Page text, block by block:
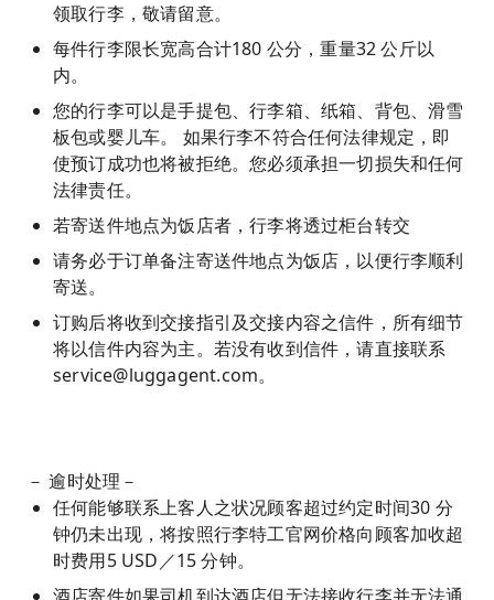
领取行李，敬请留意。
每件行李限长宽高合计180 公分，重量32 公斤以
内。
您的行李可以是手提包、行李箱、纸箱、背包、滑雪
板包或婴儿车。 如果行李不符合任何法律规定，即
使预订成功也将被拒绝。您必须承担一切损失和任何
法律责任。
若寄送件地点为饭店者，行李将透过柜台转交
请务必于订单备注寄送件地点为饭店，以便行李顺利
寄送。
订购后将收到交接指引及交接内容之信件，所有细节
将以信件内容为主。若没有收到信件，请直接联系
service@luggagent.com。
－ 逾时处理－
任何能够联系上客人之状况顾客超过约定时间30 分
钟仍未出现，将按照行李特工官网价格向顾客加收超
时费用5 USD／15 分钟。